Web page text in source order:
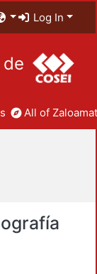
Log In
All of